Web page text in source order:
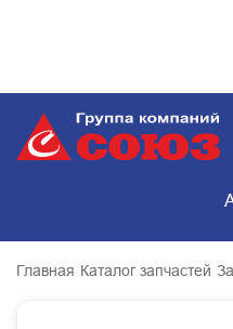
Главная Каталог запчастей